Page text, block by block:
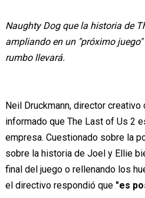
Naughty Dog que la historia de
ampliando en un "próximo
rumbo llevará.
Neil Druckmann, director creativo
informado que The Last of Us 2
empresa. Cuestionado sobre la
sobre la historia de Joel y Ellie
final del juego o rellenando los
el directivo respondió que "es